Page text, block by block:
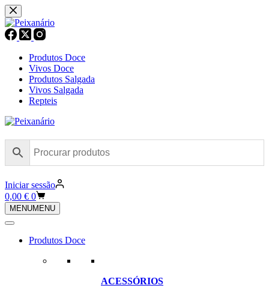
Pular
para
o
conteúdo
Produtos Doce
Vivos Doce
Produtos Salgada
Vivos Salgada
Repteis
Iniciar sessão
Carrinho
de
compras
0,00 € 0
MENUMENU
Produtos Doce
ACESSÓRIOS